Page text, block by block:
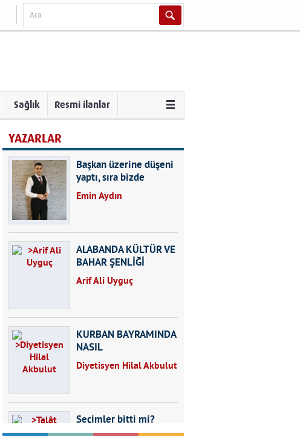
Sağlık Resmi ilanlar
YAZARLAR
Başkan üzerine düşeni
yaptı, sıra bizde
Emin Aydın
ALABANDA KÜLTÜR VE
BAHAR ŞENLİĞİ
Arif Ali Uyguç
KURBAN BAYRAMINDA
NASIL
BESLENMELİYİZ?
Diyetisyen Hilal Akbulut
Seçimler bitti mi?